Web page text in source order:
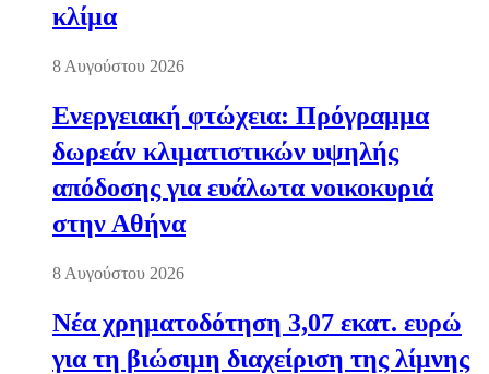
κλίμα
8 Αυγούστου 2026
Ενεργειακή φτώχεια: Πρόγραμμα
δωρεάν κλιματιστικών υψηλής
απόδοσης για ευάλωτα νοικοκυριά
στην Αθήνα
8 Αυγούστου 2026
Νέα χρηματοδότηση 3,07 εκατ. ευρώ
για τη βιώσιμη διαχείριση της λίμνης